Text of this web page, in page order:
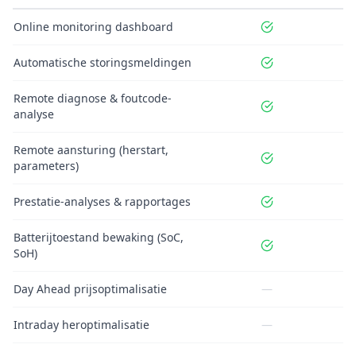
Online monitoring dashboard
Automatische storingsmeldingen
Remote diagnose & foutcode-
analyse
Remote aansturing (herstart,
parameters)
Prestatie-analyses & rapportages
Batterijtoestand bewaking (SoC,
SoH)
Day Ahead prijsoptimalisatie —
Intraday heroptimalisatie —